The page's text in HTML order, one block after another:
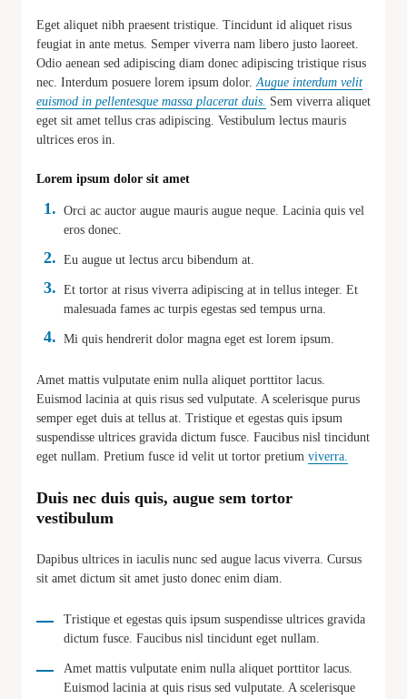
Eget aliquet nibh praesent tristique. Tincidunt id aliquet risus
feugiat in ante metus. Semper viverra nam libero justo laoreet.
Odio aenean sed adipiscing diam donec adipiscing tristique risus
nec. Interdum posuere lorem ipsum dolor.Augue interdum velit
euismod in pellentesque massa placerat duis. Sem viverra aliquet
eget sit amet tellus cras adipiscing. Vestibulum lectus mauris
ultrices eros in.
Lorem ipsum dolor sit amet
Orci ac auctor augue mauris augue neque. Lacinia quis vel
eros donec.
Eu augue ut lectus arcu bibendum at.
Et tortor at risus viverra adipiscing at in tellus integer. Et
malesuada fames ac turpis egestas sed tempus urna.
Mi quis hendrerit dolor magna eget est lorem ipsum.
Amet mattis vulputate enim nulla aliquet porttitor lacus.
Euismod lacinia at quis risus sed vulputate. A scelerisque purus
semper eget duis at tellus at. Tristique et egestas quis ipsum
suspendisse ultrices gravida dictum fusce. Faucibus nisl tincidunt
eget nullam. Pretium fusce id velit ut tortor pretium viverra.
Duis nec duis quis, augue sem tortor
vestibulum
Dapibus ultrices in iaculis nunc sed augue lacus viverra. Cursus
sit amet dictum sit amet justo donec enim diam.
Tristique et egestas quis ipsum suspendisse ultrices gravida
dictum fusce. Faucibus nisl tincidunt eget nullam.
Amet mattis vulputate enim nulla aliquet porttitor lacus.
Euismod lacinia at quis risus sed vulputate. A scelerisque